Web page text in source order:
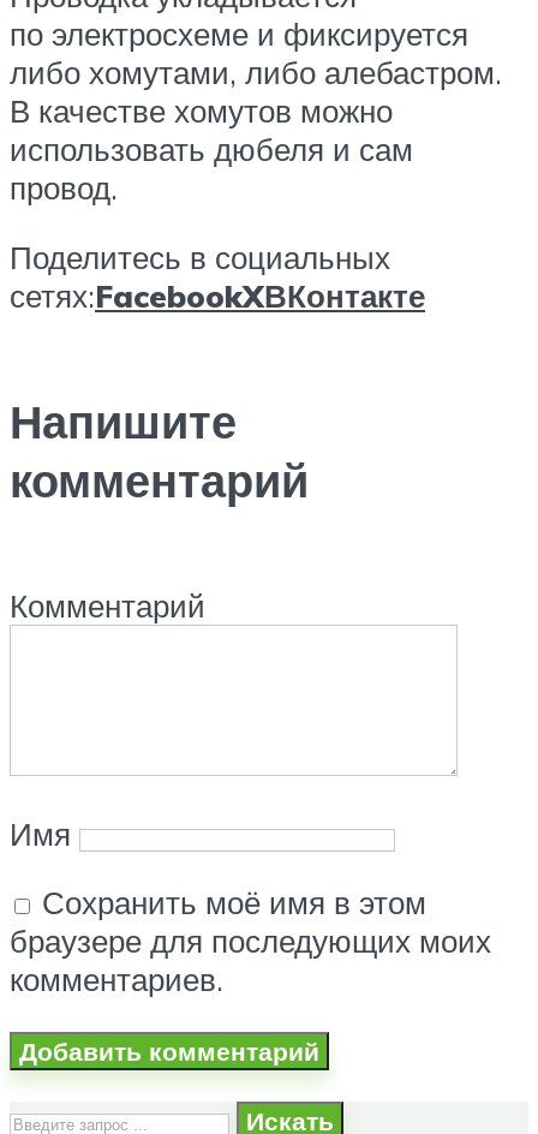
по электросхеме и фиксируется
либо хомутами, либо алебастром.
В качестве хомутов можно
использовать дюбеля и сам
провод.
Поделитесь в социальных
сетях:FacebookXВКонтакте
Напишите
комментарий
Комментарий
Имя
Сохранить моё имя в этом
браузере для последующих моих
комментариев.
Искать